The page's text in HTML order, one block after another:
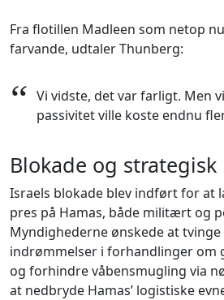
Fra flotillen Madleen som netop
farvande, udtaler Thunberg:
“ Vi vidste, det var farligt. Men
passivitet ville koste endnu
Blokade og strategisk
Israels blokade blev indført for at
pres på Hamas, både militært og
Myndighederne ønskede at tvinge
indrømmelser i forhandlinger om
og forhindre våbensmugling via
at nedbryde Hamas’ logistiske